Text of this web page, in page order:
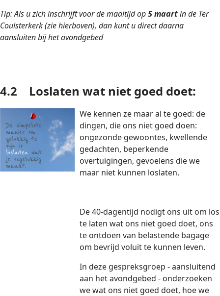
Tip: Als u zich inschrijft voor de maaltijd op5 maartin de Ter
Coulsterkerk (zie hierboven), dan kunt u direct daarna
aansluiten bij het avondgebed
4.2 Loslaten wat niet goed doet:
We kennen ze maar al te goed: de
dingen, die ons niet goed doen:
ongezonde gewoontes, kwellende
gedachten, beperkende
overtuigingen, gevoelens die we
maar niet kunnen loslaten.
De 40-dagentijd nodigt ons uit om los
te laten wat ons niet goed doet, ons
te ontdoen van belastende bagage
om bevrijd voluit te kunnen leven.
In deze gespreksgroep - aansluitend
aan het avondgebed - onderzoeken
we wat ons niet goed doet, hoe we